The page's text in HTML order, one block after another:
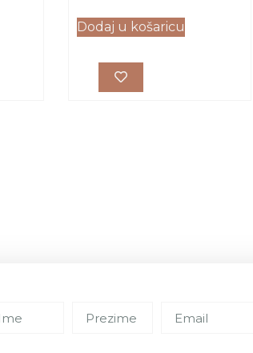
Dodaj u košaricu